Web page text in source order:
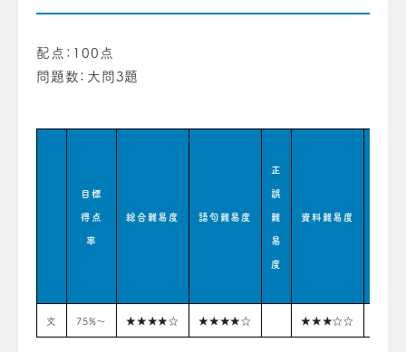
配点：100点
問題数：大問3題
目標
得点
率
総合難易度 語句難易度
正
誤
難
易
度
資料難易度
文 75%〜 ★★★★☆ ★★★★☆ ★★★☆☆